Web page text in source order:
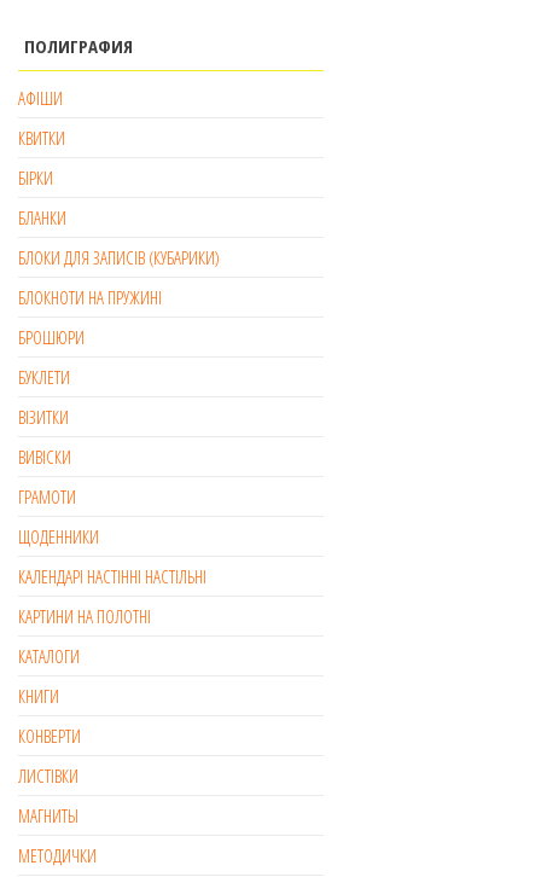
ПОЛИГРАФИЯ
АФІШИ
КВИТКИ
БІРКИ
БЛАНКИ
БЛОКИ ДЛЯ ЗАПИСІВ (КУБАРИКИ)
БЛОКНОТИ НА ПРУЖИНІ
БРОШЮРИ
БУКЛЕТИ
ВІЗИТКИ
ВИВІСКИ
ГРАМОТИ
ЩОДЕННИКИ
КАЛЕНДАРІ НАСТІННІ НАСТІЛЬНІ
КАРТИНИ НА ПОЛОТНІ
КАТАЛОГИ
КНИГИ
КОНВЕРТИ
ЛИСТІВКИ
МАГНИТЫ
МЕТОДИЧКИ